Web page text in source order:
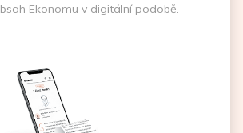
Ekonomu v digitální podobě.